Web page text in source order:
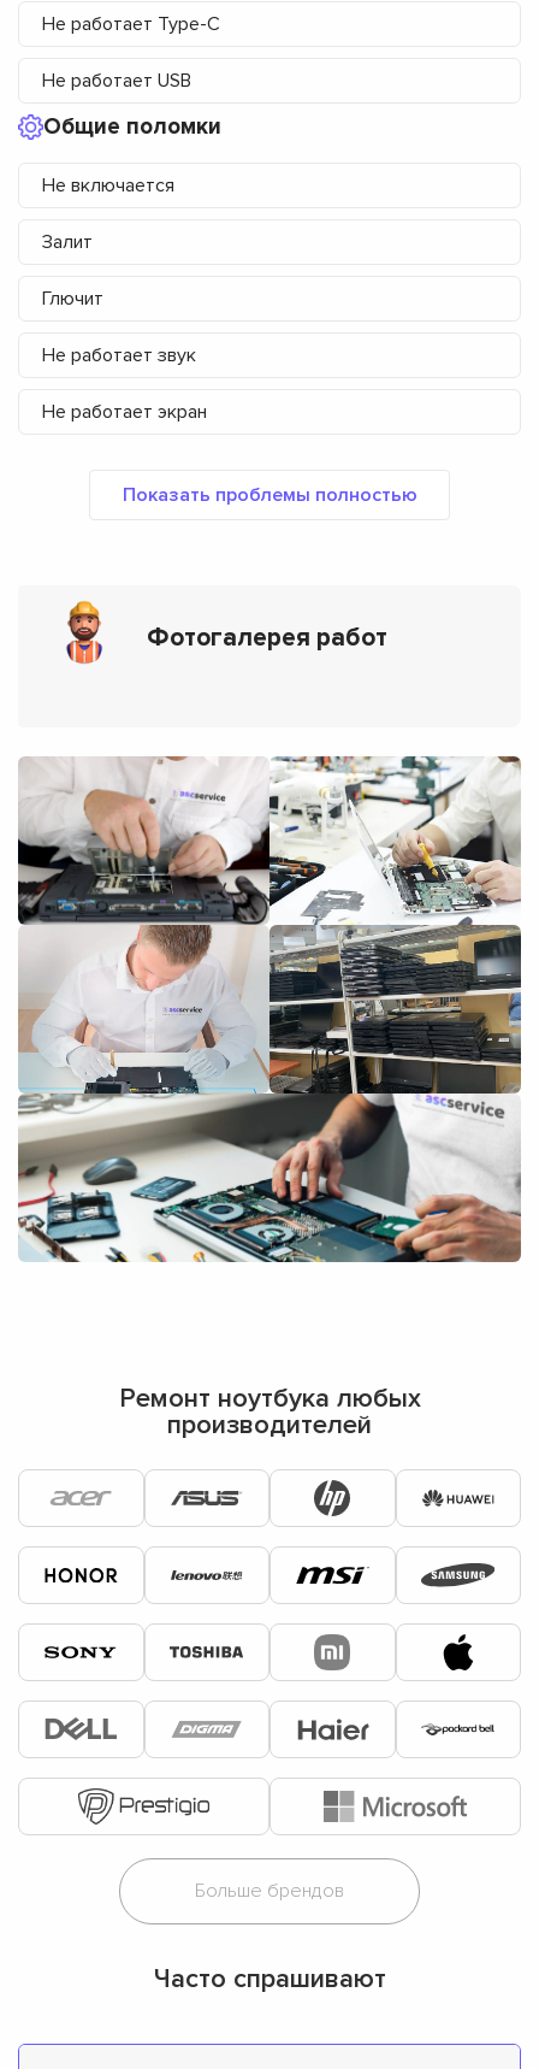
Не работает Type-C
Не работает USB
Общие поломки
Не включается
Залит
Глючит
Не работает звук
Не работает экран
Фотогалерея работ
Ремонт ноутбука любых
производителей
Часто спрашивают